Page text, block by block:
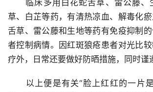
临床多用白花蛇舌草、雷公藤、
草、白芷等药，有清热凉血、解毒化
舌草、雷公藤和生地等药有免疫抑制
者控制病情。因红斑狼疮患者对光比
疗外，日常还要做好防晒措施，同时谨
以上便是有关“脸上红红的一片是